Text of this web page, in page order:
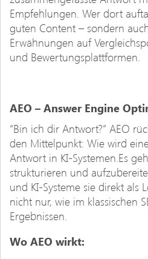
Empfehlungen. Wer dort
guten Content – sondern
Erwähnungen auf
und Bewertungsplattformen.
AEO – Answer Engine
“Bin ich dir Antwort?” AEO
den Mittelpunkt: Wie wird
Antwort in KI-Systemen.Es
strukturieren und
und KI-Systeme sie direkt als
nicht nur, wie im klassischen
Ergebnissen.
Wo AEO wirkt: